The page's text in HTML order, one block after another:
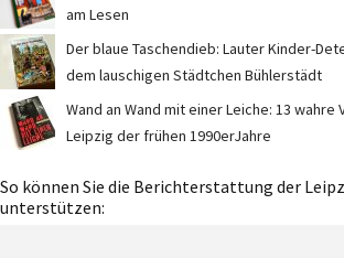
am Lesen
Der blaue Taschendieb: Lauter Kinder-
dem lauschigen Städtchen Bühlerstädt
Wand an Wand mit einer Leiche: 13 wahre
Leipzig der frühen 1990erJahre
So können Sie die Berichterstattung der
unterstützen: